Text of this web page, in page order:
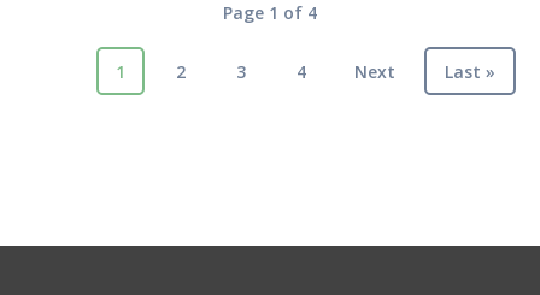
Page 1 of 4
1 2 3 4 Next Last »